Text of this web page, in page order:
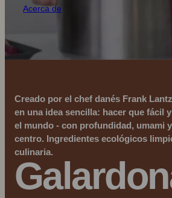
Acerca de
Creado por el chef danés Frank Lantz
en una idea sencilla: hacer que fácil
el mundo - con profundidad, umami
centro. Ingredientes ecológicos
culinaria.